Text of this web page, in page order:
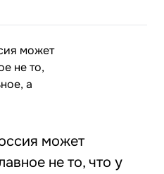
может
не то, что у